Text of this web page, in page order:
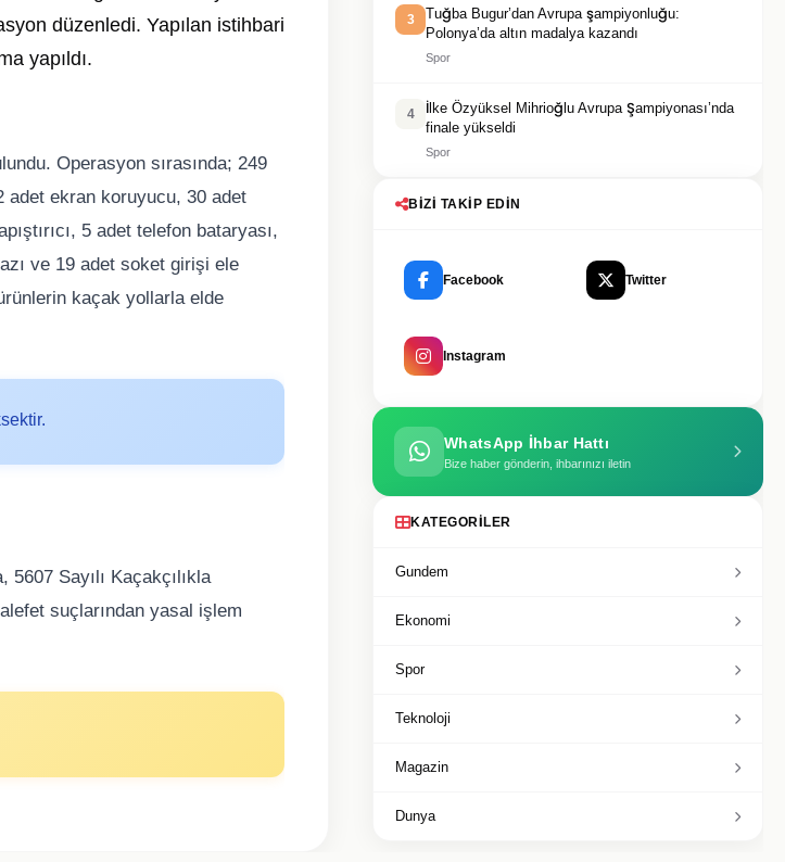
düzenledi. Yapılan istihbari
yapıldı.
Operasyon sırasında; 249
adet ekran koruyucu, 30 adet
5 adet telefon bataryası,
ve 19 adet soket girişi ele
kaçak yollarla elde
Sayılı Kaçakçılıkla
suçlarından yasal işlem
3
Tuğba Bugur’dan Avrupa şampiyonluğu:
Polonya’da altın madalya kazandı
Spor
4
İlke Özyüksel Mihrioğlu Avrupa Şampiyonası’nda
finale yükseldi
Spor
BIZI TAKIP EDIN
Facebook Twitter
Instagram
WhatsApp İhbar Hattı
Bize haber gönderin, ihbarınızı iletin
KATEGORILER
Gundem
Ekonomi
Spor
Teknoloji
Magazin
Dunya